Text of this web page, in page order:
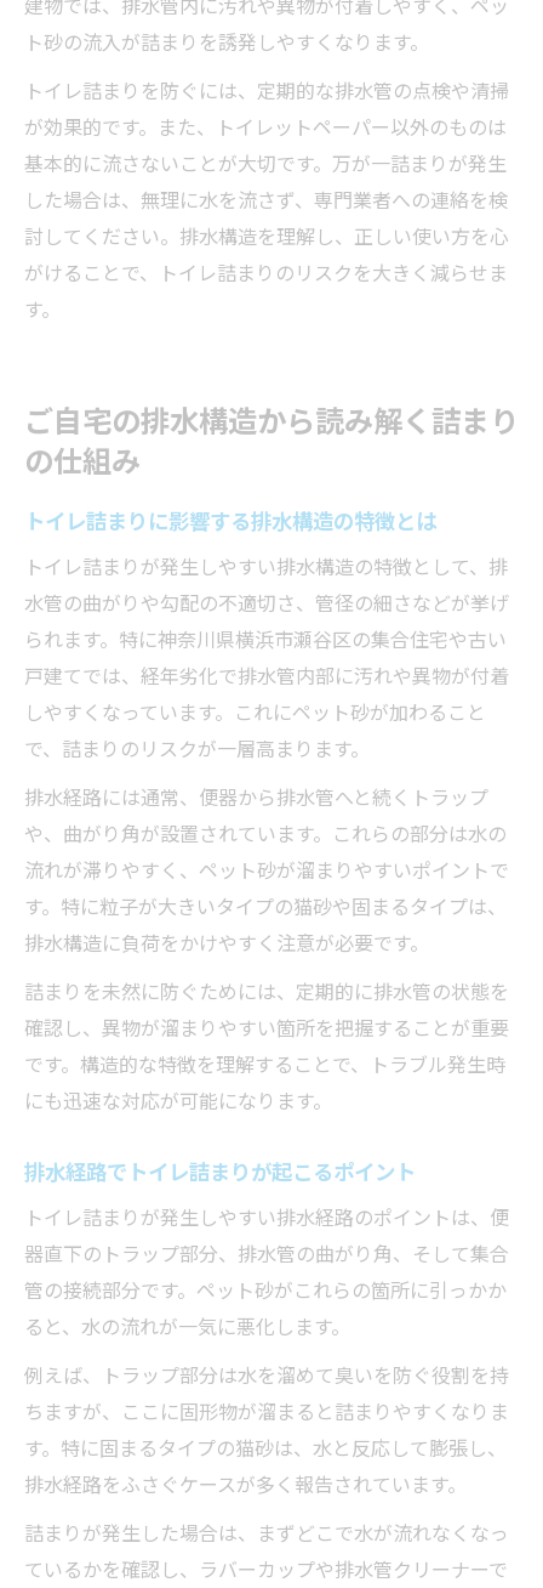
ト砂の流入が詰まりを誘発しやすくなります。
トイレ詰まりを防ぐには、定期的な排水管の点検や清掃
が効果的です。また、トイレットペーパー以外のものは
基本的に流さないことが大切です。万が一詰まりが発生
した場合は、無理に水を流さず、専門業者への連絡を検
討してください。排水構造を理解し、正しい使い方を心
がけることで、トイレ詰まりのリスクを大きく減らせま
す。
ご自宅の排水構造から読み解く詰まり
の仕組み
トイレ詰まりに影響する排水構造の特徴とは
トイレ詰まりが発生しやすい排水構造の特徴として、排
水管の曲がりや勾配の不適切さ、管径の細さなどが挙げ
られます。特に神奈川県横浜市瀬谷区の集合住宅や古い
戸建てでは、経年劣化で排水管内部に汚れや異物が付着
しやすくなっています。これにペット砂が加わること
で、詰まりのリスクが一層高まります。
排水経路には通常、便器から排水管へと続くトラップ
や、曲がり角が設置されています。これらの部分は水の
流れが滞りやすく、ペット砂が溜まりやすいポイントで
す。特に粒子が大きいタイプの猫砂や固まるタイプは、
排水構造に負荷をかけやすく注意が必要です。
詰まりを未然に防ぐためには、定期的に排水管の状態を
確認し、異物が溜まりやすい箇所を把握することが重要
です。構造的な特徴を理解することで、トラブル発生時
にも迅速な対応が可能になります。
排水経路でトイレ詰まりが起こるポイント
トイレ詰まりが発生しやすい排水経路のポイントは、便
器直下のトラップ部分、排水管の曲がり角、そして集合
管の接続部分です。ペット砂がこれらの箇所に引っかか
ると、水の流れが一気に悪化します。
例えば、トラップ部分は水を溜めて臭いを防ぐ役割を持
ちますが、ここに固形物が溜まると詰まりやすくなりま
す。特に固まるタイプの猫砂は、水と反応して膨張し、
排水経路をふさぐケースが多く報告されています。
詰まりが発生した場合は、まずどこで水が流れなくなっ
ているかを確認し、ラバーカップや排水管クリーナーで